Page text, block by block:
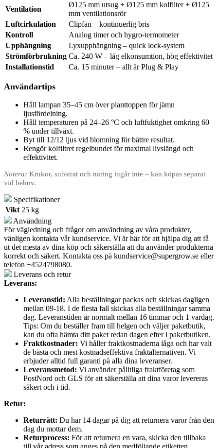
Ventilation
Ø125 mm utsug + Ø125 mm kolfilter + Ø125
mm ventilationsrör
Luftcirkulation
Clipfan – kontinuerlig bris
Kontroll
Analog timer och hygro-termometer
Upphängning
Lyxupphängning – quick lock-system
Strömförbrukning Ca. 240 W – låg elkonsumtion, hög effektivitet
Installationstid
Ca. 15 minuter – allt är Plug & Play
Användartips
Håll lampan 35–45 cm över planttoppen för jämn
ljusfördelning.
Håll temperaturen på 24–26 °C och luftfuktighet omkring 60
% under tillväxt.
Byt till 12/12 ljus vid blomning för bättre resultat.
Rengör kolfiltret regelbundet för maximal livslängd och
effektivitet.
Notera: Krukor, substrat och näring ingår inte – kan köpas separat
vid behov.
Specifikationer
Vikt 25 kg
Användning
För vägledning och frågor om användning av våra produkter,
vänligen kontakta vår kundservice. Vi är här för att hjälpa dig att få
ut det mesta av dina köp och säkerställa att du använder produkterna
korrekt och säkert. Kontakta oss på kundservice@supergrow.se eller
telefon +4524798080.
Leverans och retur
Leverans:
Leveranstid: Alla beställningar packas och skickas dagligen
mellan 09-18. I de flesta fall skickas alla beställningar samma
dag. Leveranstiden är normalt mellan 16 timmar och 1 vardag.
Tips: Om du beställer fram till helgen och väljer paketbutik,
kan du ofta hämta ditt paket redan dagen efter i paketbutiken.
Fraktkostnader: Vi håller fraktkostnaderna låga och har valt
de bästa och mest kostnadseffektiva fraktalternativen. Vi
erbjuder alltid full garanti på alla dina leveranser.
Leveransmetod: Vi använder pålitliga fraktföretag som
PostNord och GLS för att säkerställa att dina varor levereras
säkert och i tid.
Retur:
Returrätt: Du har 14 dagar på dig att returnera varor från den
dag du mottar dem.
Returprocess: För att returnera en vara, skicka den tillbaka
till vår adress som anges på den medföljande etiketten.